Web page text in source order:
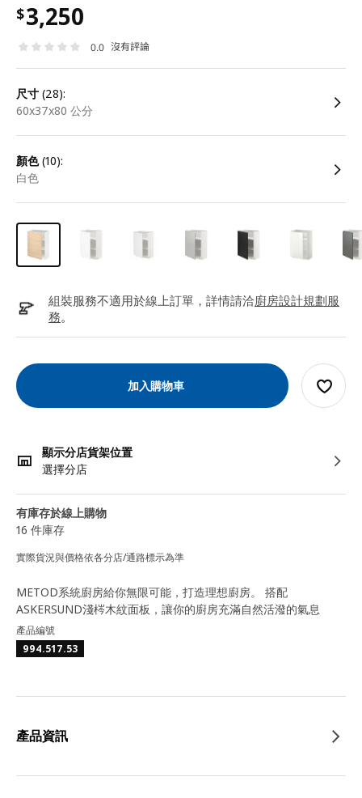
$3,250
0.0 沒有評論
尺寸 (28):
60x37x80 公分
顏色(10):
白色
組裝服務不適用於線上訂單，詳情請洽廚房設計規劃服
務。
加入購物車
顯示分店貨架位置
選擇分店
有庫存於線上購物
16 件庫存
實際貨況與價格依各分店/通路標示為準
METOD系統廚房給你無限可能，打造理想廚房。 搭配
ASKERSUND淺梣木紋面板，讓你的廚房充滿自然活潑的氣息
產品編號
994.517.53
產品資訊